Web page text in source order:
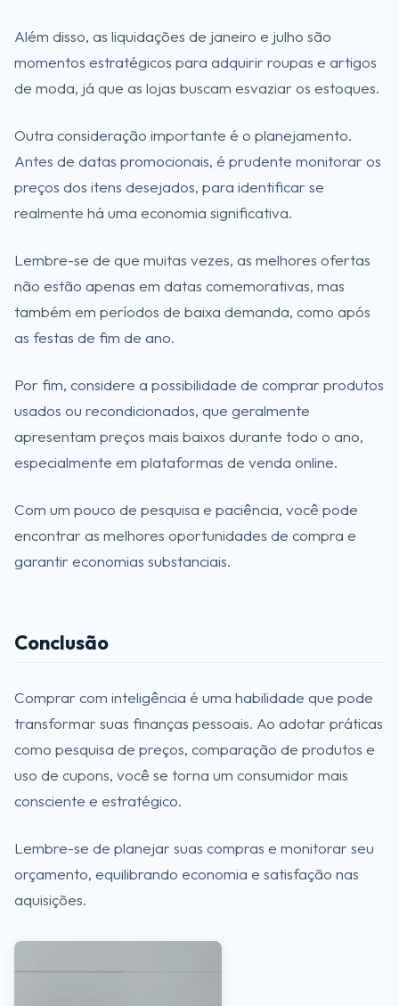
Além disso, as liquidações de janeiro e julho são
momentos estratégicos para adquirir roupas e artigos
de moda, já que as lojas buscam esvaziar os estoques.
Outra consideração importante é o planejamento.
Antes de datas promocionais, é prudente monitorar os
preços dos itens desejados, para identificar se
realmente há uma economia significativa.
Lembre-se de que muitas vezes, as melhores ofertas
não estão apenas em datas comemorativas, mas
também em períodos de baixa demanda, como após
as festas de fim de ano.
Por fim, considere a possibilidade de comprar produtos
usados ou recondicionados, que geralmente
apresentam preços mais baixos durante todo o ano,
especialmente em plataformas de venda online.
Com um pouco de pesquisa e paciência, você pode
encontrar as melhores oportunidades de compra e
garantir economias substanciais.
Conclusão
Comprar com inteligência é uma habilidade que pode
transformar suas finanças pessoais. Ao adotar práticas
como pesquisa de preços, comparação de produtos e
uso de cupons, você se torna um consumidor mais
consciente e estratégico.
Lembre-se de planejar suas compras e monitorar seu
orçamento, equilibrando economia e satisfação nas
aquisições.